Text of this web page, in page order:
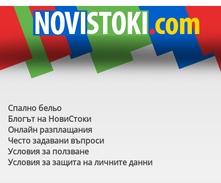
Спално бельо
Блогът на НовиСтоки
Онлайн разплащания
Често задавани въпроси
Условия за ползване
Условия за защита на личните данни